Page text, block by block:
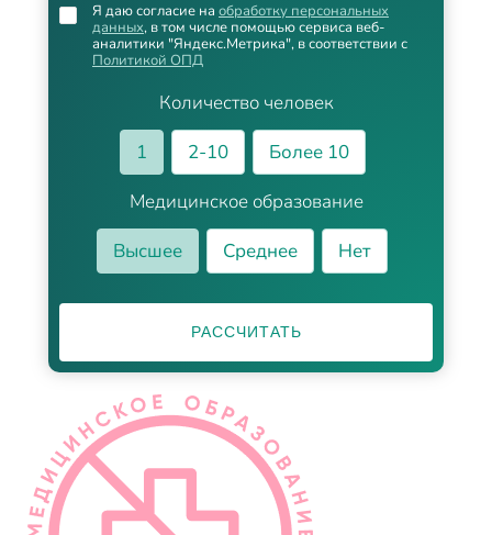
Количество человек
1
2-10
Более 10
Медицинское образование
Высшее
Среднее Нет
Я даю согласие на обработку персональных
данных, в том числе помощью сервиса веб-
аналитики "Яндекс.Метрика", в соответствии с
Политикой ОПД
РАССЧИТАТЬ